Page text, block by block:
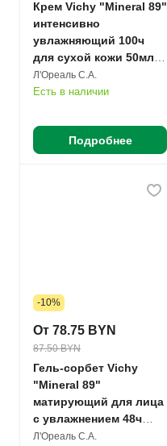
Крем Vichy "Mineral 89"
интенсивно
увлажняющий 100ч
для сухой кожи 50мл
№1
Л'Ореаль С.А.
Есть в наличии
Подробнее
-10%
От 78.75 BYN
87.50 BYN
Гель-сорбет Vichy
"Mineral 89"
матирующий для лица
с увлажнением 48ч
50мл №1
Л'Ореаль С.А.